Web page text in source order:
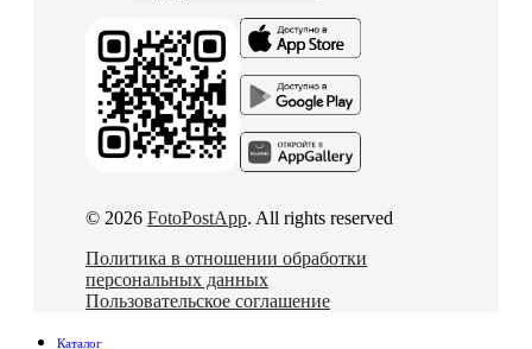
© 2026 FotoPostApp. All rights reserved
Политика в отношении обработки
персональных данных
Пользовательское соглашение
Каталог